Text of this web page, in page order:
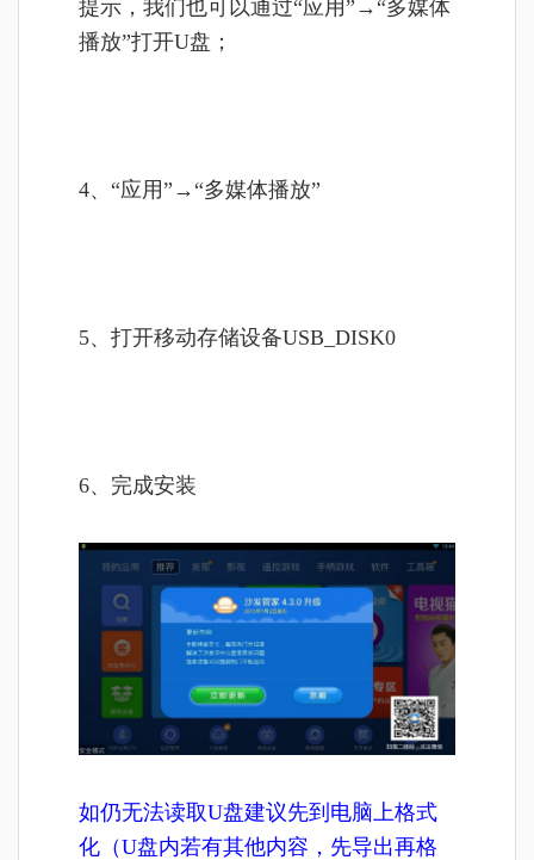
提示，我们也可以通过“应用”→“多媒体
播放”打开U盘；
4、“应用”→“多媒体播放”
5、打开移动存储设备USB_DISK0
6、完成安装
如仍无法读取U盘建议先到电脑上格式
化（U盘内若有其他内容，先导出再格